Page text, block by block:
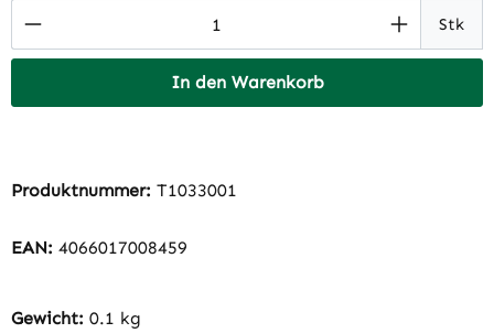
Produkt Anzahl: Gib den gewünschtenStk
In den Warenkorb
Produktnummer: T1033001
EAN: 4066017008459
Gewicht: 0.1 kg